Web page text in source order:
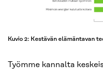
Kuvio 2: Kestävän elämäntavan
Työmme kannalta